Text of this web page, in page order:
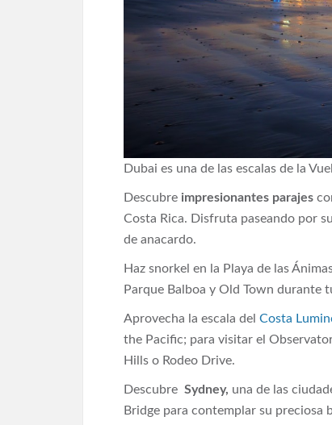
Dubai es una de las escalas de la
Descubre impresionantes parajes
Costa Rica. Disfruta paseando por
de anacardo.
Haz snorkel en la Playa de las
Parque Balboa y Old Town durante
Aprovecha la escala del Costa
the Pacific; para visitar el
Hills o Rodeo Drive.
Descubre Sydney, una de las
Bridge para contemplar su preciosa